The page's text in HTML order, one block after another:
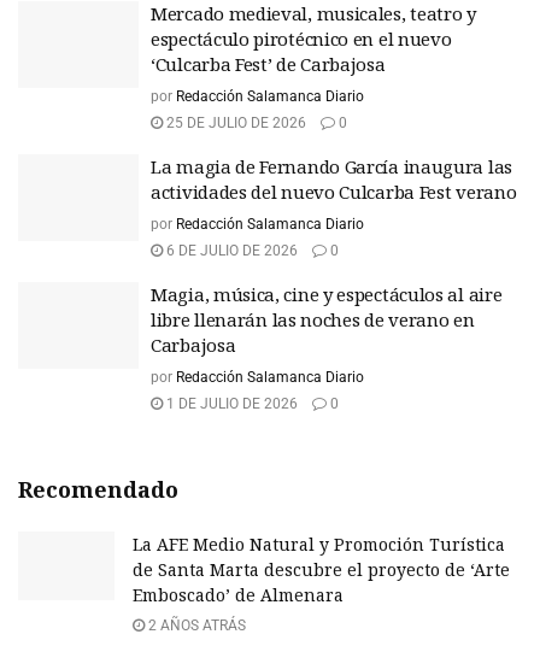
Mercado medieval, musicales, teatro y
espectáculo pirotécnico en el nuevo
‘Culcarba Fest’ de Carbajosa
por Redacción Salamanca Diario
25 DE JULIO DE 2026
0
La magia de Fernando García inaugura las
actividades del nuevo Culcarba Fest verano
por Redacción Salamanca Diario
6 DE JULIO DE 2026
0
Magia, música, cine y espectáculos al aire
libre llenarán las noches de verano en
Carbajosa
por Redacción Salamanca Diario
1 DE JULIO DE 2026
0
Recomendado
La AFE Medio Natural y Promoción Turística
de Santa Marta descubre el proyecto de ‘Arte
Emboscado’ de Almenara
2 AÑOS ATRÁS